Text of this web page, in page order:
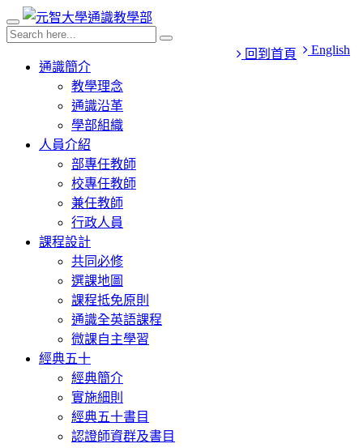
English
回到首頁
通識簡介
教學理念
通識沿革
學部組織
人員介紹
部專任教師
校專任教師
兼任教師
行政人員
課程設計
共同必修
選課地圖
課程抵免原則
通識全英語課程
微課自主學習
經典五十
經典簡介
實施細則
經典五十書目
認證師資群及書目